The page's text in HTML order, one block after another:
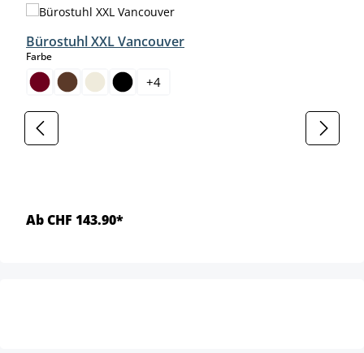
Bürostuhl XXL Vancouver
Farbeauswählen
+4
Ab CHF 143.90*